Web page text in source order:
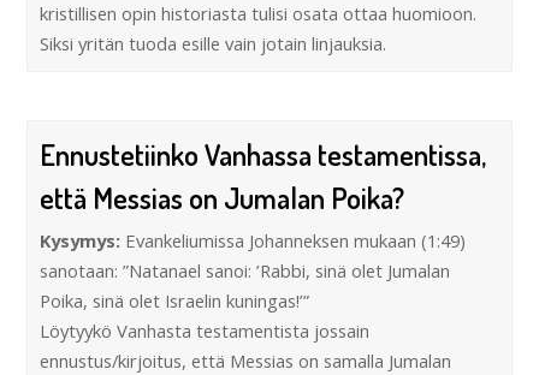
kristillisen opin historiasta tulisi osata ottaa huomioon.
Siksi yritän tuoda esille vain jotain linjauksia.
Ennustetiinko Vanhassa testamentissa,
että Messias on Jumalan Poika?
Kysymys: Evankeliumissa Johanneksen mukaan (1:49)
sanotaan: ”Natanael sanoi: ’Rabbi, sinä olet Jumalan
Poika, sinä olet Israelin kuningas!’”
Löytyykö Vanhasta testamentista jossain
ennustus/kirjoitus, että Messias on samalla Jumalan